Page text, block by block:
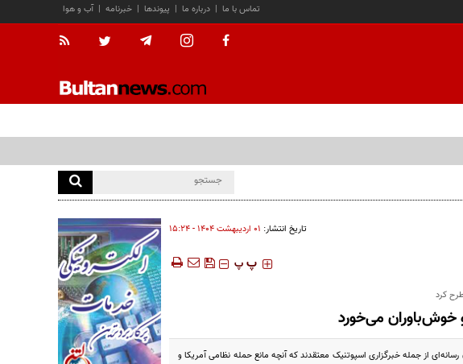
آب و هوا | خبرنامه | پیوندها | درباره ما | تماس با ما
تاریخ انتشار: ۰۱ ارديبهشت ۱۴۰۴ - ۱۵:۲۴
‍‍‍ پ پ
کرد
خوش‌باوران می‌خورد
از جمله خبرگزاری اسپوتنیک معتقدند که آنچه مانع حمله نظامی آمریکا و